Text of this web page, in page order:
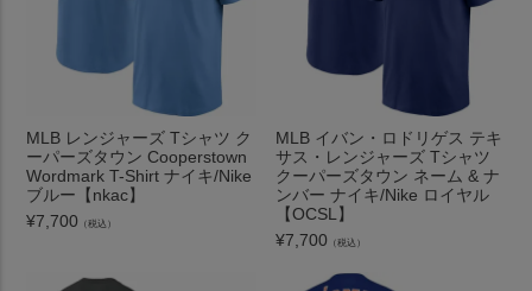
MLB レンジャーズ Tシャツ ク
ーパーズタウン Cooperstown
Wordmark T-Shirt ナイキ/Nike
ブルー【nkac】
¥7,700 （税込）
MLB イバン・ロドリゲス テキ
サス・レンジャーズ Tシャツ
クーパーズタウン ネーム & ナ
ンバー ナイキ/Nike ロイヤル
【OCSL】
¥7,700 （税込）